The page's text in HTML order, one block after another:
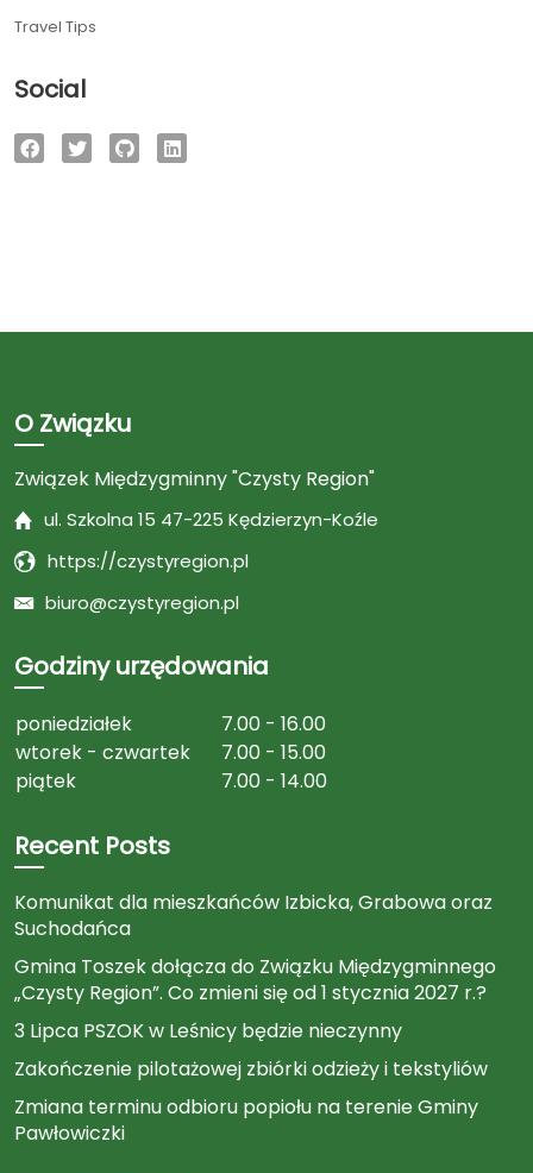
Travel Tips
Social
O Związku
Związek Międzygminny "Czysty Region"
ul. Szkolna 15 47-225 Kędzierzyn-Koźle
https://czystyregion.pl
biuro@czystyregion.pl
Godziny urzędowania
poniedziałek
7.00 - 16.00
wtorek - czwartek
7.00 - 15.00
piątek
7.00 - 14.00
Recent Posts
Komunikat dla mieszkańców Izbicka, Grabowa oraz
Suchodańca
Gmina Toszek dołącza do Związku Międzygminnego
„Czysty Region”. Co zmieni się od 1 stycznia 2027 r.?
3 Lipca PSZOK w Leśnicy będzie nieczynny
Zakończenie pilotażowej zbiórki odzieży i tekstyliów
Zmiana terminu odbioru popiołu na terenie Gminy
Pawłowiczki